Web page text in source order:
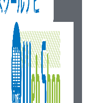
ウェブショップ